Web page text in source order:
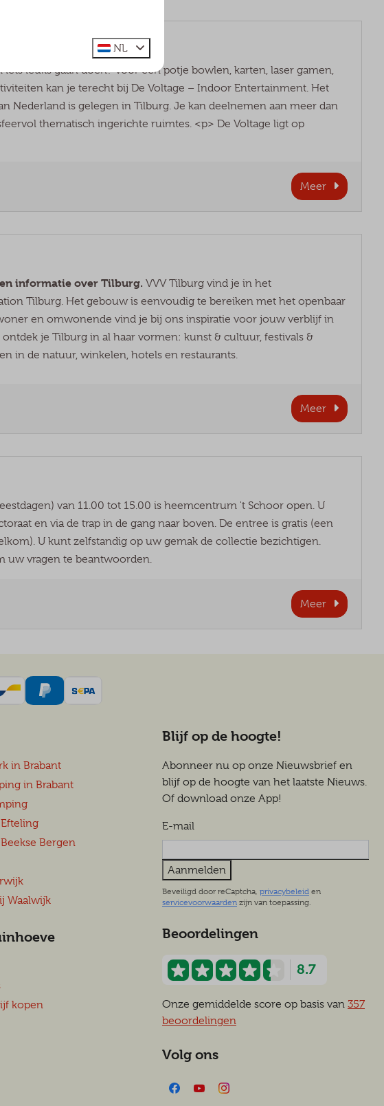
leuks gaan doen? Voor een potje bowlen, karten, laser gamen,
kan je terecht bij De Voltage – Indoor Entertainment. Het
Nederland is gelegen in Tilburg. Je kan deelnemen aan meer dan
thematisch ingerichte ruimtes. <p> De Voltage ligt op
Meer
informatie over Tilburg.VVV Tilburg vind je in het
Tilburg. Het gebouw is eenvoudig te bereiken met het openbaar
en omwonende vind je bij ons inspiratie voor jouw verblijf in
je Tilburg in al haar vormen: kunst & cultuur, festivals &
in de natuur, winkelen, hotels en restaurants.
Meer
van 11.00 tot 15.00 is heemcentrum 't Schoor open. U
en via de trap in de gang naar boven. De entree is gratis (een
U kunt zelfstandig op uw gemak de collectie bezichtigen.
uw vragen te beantwoorden.
Meer
in Brabant
in Brabant
Bergen
Waalwijk
kopen
Blijf op de hoogte!
Abonneer nu op onze Nieuwsbrief en
blijf op de hoogte van het laatste Nieuws.
Of download onze App!
E-mail
Aanmelden
Beveiligd door reCaptcha, privacybeleid en
servicevoorwaarden zijn van toepassing.
Beoordelingen
8.7
Onze gemiddelde score op basis van 357
beoordelingen
Volg ons
NL